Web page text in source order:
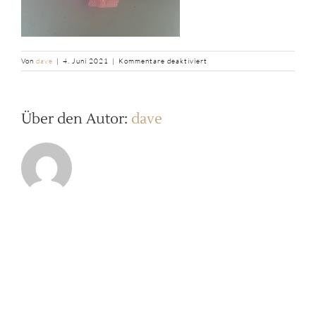
Von dave | 4. Juni 2021 | Kommentare deaktiviert
b2ap3_thumbnail_image-
Über den Autor: dave